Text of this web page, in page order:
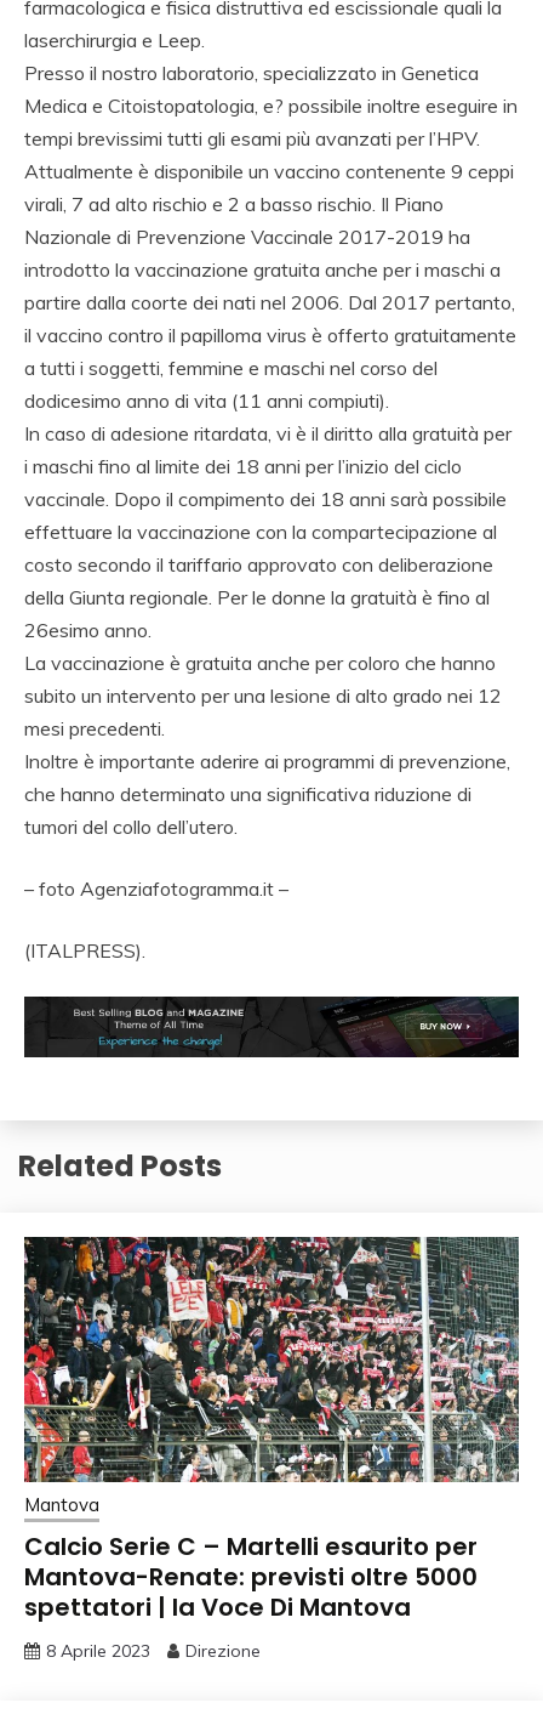
farmacologica e fisica distruttiva ed escissionale quali la
laserchirurgia e Leep.
Presso il nostro laboratorio, specializzato in Genetica
Medica e Citoistopatologia, e? possibile inoltre eseguire in
tempi brevissimi tutti gli esami più avanzati per l’HPV.
Attualmente è disponibile un vaccino contenente 9 ceppi
virali, 7 ad alto rischio e 2 a basso rischio. Il Piano
Nazionale di Prevenzione Vaccinale 2017-2019 ha
introdotto la vaccinazione gratuita anche per i maschi a
partire dalla coorte dei nati nel 2006. Dal 2017 pertanto,
il vaccino contro il papilloma virus è offerto gratuitamente
a tutti i soggetti, femmine e maschi nel corso del
dodicesimo anno di vita (11 anni compiuti).
In caso di adesione ritardata, vi è il diritto alla gratuità per
i maschi fino al limite dei 18 anni per l’inizio del ciclo
vaccinale. Dopo il compimento dei 18 anni sarà possibile
effettuare la vaccinazione con la compartecipazione al
costo secondo il tariffario approvato con deliberazione
della Giunta regionale. Per le donne la gratuità è fino al
26esimo anno.
La vaccinazione è gratuita anche per coloro che hanno
subito un intervento per una lesione di alto grado nei 12
mesi precedenti.
Inoltre è importante aderire ai programmi di prevenzione,
che hanno determinato una significativa riduzione di
tumori del collo dell’utero.
– foto Agenziafotogramma.it –
(ITALPRESS).
Related Posts
Mantova
Calcio Serie C – Martelli esaurito per
Mantova-Renate: previsti oltre 5000
spettatori | la Voce Di Mantova
8 Aprile 2023 Direzione